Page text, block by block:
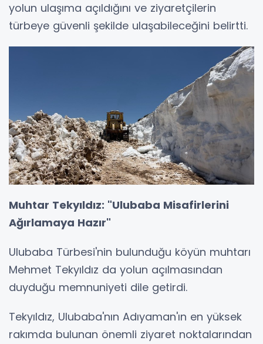
yolun ulaşıma açıldığını ve ziyaretçilerin
türbeye güvenli şekilde ulaşabileceğini belirtti.
Muhtar Tekyıldız: "Ulubaba Misafirlerini
Ağırlamaya Hazır"
Ulubaba Türbesi'nin bulunduğu köyün muhtarı
Mehmet Tekyıldız da yolun açılmasından
duyduğu memnuniyeti dile getirdi.
Tekyıldız, Ulubaba'nın Adıyaman'ın en yüksek
rakımda bulunan önemli ziyaret noktalarından